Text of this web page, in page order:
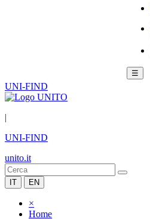
☰
UNI-FIND
|
UNI-FIND
unito.it
IT EN
×
Home